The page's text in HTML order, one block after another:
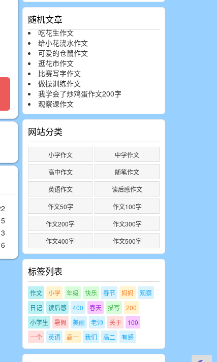
随机文章
吃花生作文
给小花浇水作文
可爱的仓鼠作文
逛花市作文
比赛写字作文
做操训练作文
我学会了炒鸡蛋作文200字
观察课作文
网站分类
小学作文
中学作文
高中作文
随笔作文
英语作文
读后感作文
作文50字
作文100字
作文200字
作文300字
作文400字
作文500字
标签列表
作文 小学 年级 快乐 春节 妈妈
观察
日记
读后感 400 春天 描写
200
小学生
暑假 美丽 老师 关于
100
一个
英语 高一 我们 高二 有感